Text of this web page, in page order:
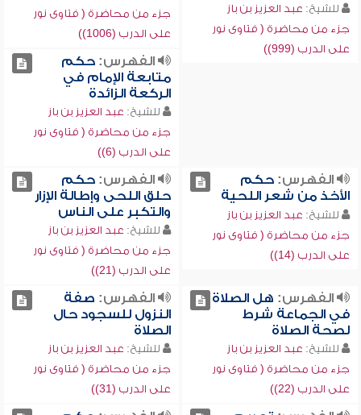
للشيخ: عبد العزيز بن باز
جزء من محاضرة ( فتاوى نور
على الدرب (999))
جزء من محاضرة ( فتاوى نور
على الدرب (1006))
الفهرس:حكم
متابعة الإمام في
الركعة الزائدة
للشيخ: عبد العزيز بن باز
جزء من محاضرة ( فتاوى نور
على الدرب (6))
الفهرس:حكم
الأخذ من شعر اللحية
للشيخ: عبد العزيز بن باز
جزء من محاضرة ( فتاوى نور
على الدرب (14))
الفهرس:حكم
حلق اللحى وإطالة الإزار
والتكبر على الناس
للشيخ: عبد العزيز بن باز
جزء من محاضرة ( فتاوى نور
على الدرب (21))
الفهرس: هل الصلاة
في الجماعة شرط
لصحة الصلاة
للشيخ: عبد العزيز بن باز
جزء من محاضرة ( فتاوى نور
على الدرب (22))
الفهرس: صفة
النزول للسجود حال
الصلاة
للشيخ: عبد العزيز بن باز
جزء من محاضرة ( فتاوى نور
على الدرب (31))